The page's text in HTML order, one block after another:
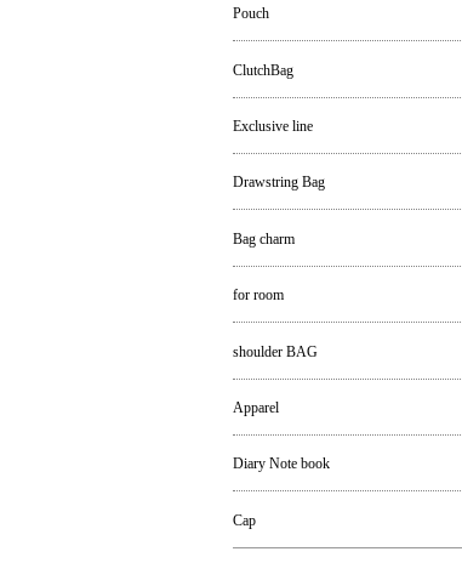
Pouch
ClutchBag
Exclusive line
Drawstring Bag
Bag charm
for room
shoulder BAG
Apparel
Diary Note book
Cap